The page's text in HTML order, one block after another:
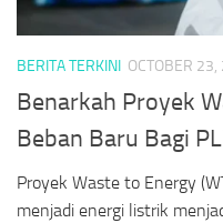
BERITA TERKINI OCTOBER
Benarkah Proyek
Beban Baru Bagi
Proyek Waste to Energy
menjadi energi listrik